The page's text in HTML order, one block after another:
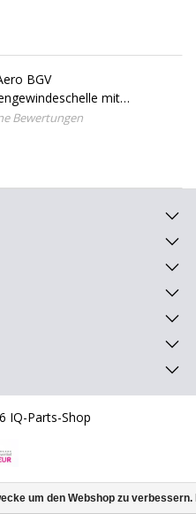
BGV
mit
W4
Bewertungen
IQ-Parts-Shop
um den Webshop zu